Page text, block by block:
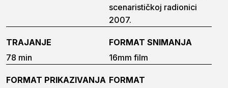
scenarističkoj radionici
2007.
TRAJANJE
78 min
FORMAT SNIMANJA
16mm film
FORMAT PRIKAZIVANJA FORMAT